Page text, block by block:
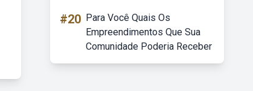
#20 Para Você Quais Os
Empreendimentos Que Sua
Comunidade Poderia Receber